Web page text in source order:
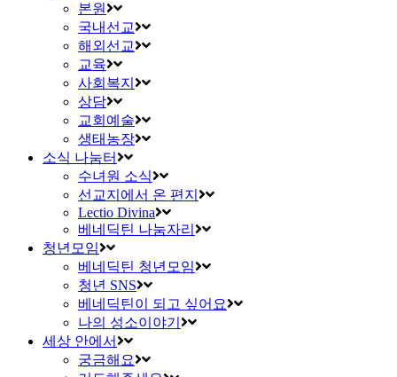
본원
국내선교
해외선교
교육
사회복지
상담
교회예술
생태농장
소식 나눔터
수녀원 소식
선교지에서 온 편지
Lectio Divina
베네딕틴 나눔자리
청년모임
베네딕틴 청년모임
청년 SNS
베네딕틴이 되고 싶어요
나의 성소이야기
세상 안에서
궁금해요